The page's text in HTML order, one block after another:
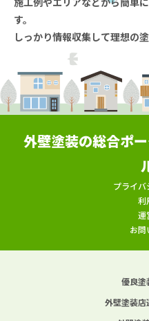
す。
しっかり情報収集して理想の
外壁塗装の総合ポ
プライバ
利
運
お問
優良塗
外壁塗装店